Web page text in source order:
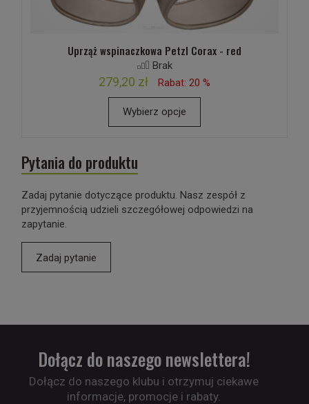
Uprząż wspinaczkowa Petzl Corax - red
Brak
279,20 zł Rabat: 20 %
Wybierz opcje
Pytania do produktu
Zadaj pytanie dotyczące produktu. Nasz zespół z
przyjemnością udzieli szczegółowej odpowiedzi na
zapytanie.
Zadaj pytanie
Dołącz do naszego newslettera!
Dołącz do naszego klubu i otrzymuj ciekawe
informacje, promocje i rabaty.